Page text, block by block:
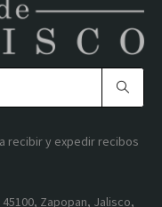
recibir y expedir recibos
Zapopan, Jalisco,